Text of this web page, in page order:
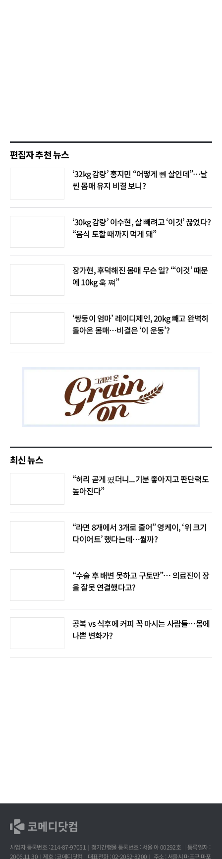
편집자 추천 뉴스
‘32kg 감량’ 홍지민 “어떻게 뺀 살인데”…날
씬 몸매 유지 비결 보니?
‘30kg 감량’ 이수현, 살 빼려고 ‘이것’ 끊었다?
“음식 토할 때까지 먹게 돼”
장가현, 후덕해진 몸매 무슨 일? “‘이것’ 때문
에 10kg 훅 쪄”
‘쌍둥이 엄마’ 레이디제인, 20kg 빼고 완벽히
돌아온 몸매…비결은 ‘이 운동’?
최신 뉴스
“허리 곧게 폈더니...기분 좋아지고 판단력도
높아진다”
“라면 8개에서 3개로 줄어” 영케이, ‘위 크기
다이어트’ 했다는데…뭘까?
“수술 후 배변 못하고 구토만”… 의료진이 장
을 잘못 연결했다고?
공복 vs 식후에 커피 꼭 마시는 사람들…몸에
나쁜 변화가?
사업자 등록번호 : 214-87-97051 정기간행물 등록번호 : 서울 아 00292호
등록일자 :
2006.11.30
제호 : 코메디닷컴 대표전화 : 02-2052-8200 주소 : 서울시 마포구 마포